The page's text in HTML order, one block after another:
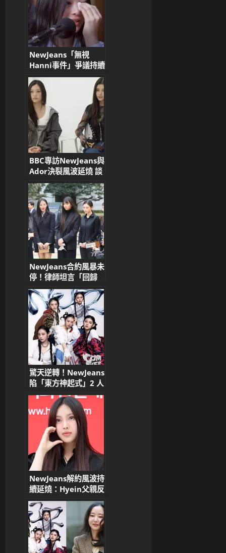
NewJeans「無視
Hanni事件」爭議持續
發酵，韓網熱議不斷！
BBC專訪NewJeans與
Ador決裂風波延燒 談
ILLIT打招呼事件 韓網
友狠批：無知又自私
NewJeans合約風暴未
停！律師坦言「回歸
ADOR是唯一出路」
粉絲激論：革命還是妥
協？
驚天逆轉！NewJeans
陷「東方神起式」2 人
組危機？傳 Hyein 父
親力挽狂瀾，說服
Haerin 回歸 ADOR
NewJeans解約風波持
續延燒：Hyein父親反
對解約，成員暖心回應
粉絲信